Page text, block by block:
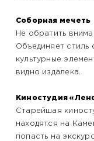
Соборная мечеть
Не обратить
Объединяет стиль
культурные
видно издалека.
Киностудия
Старейшая
находятся на
попасть на